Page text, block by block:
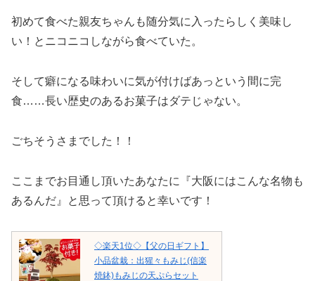
初めて食べた親友ちゃんも随分気に入ったらしく美味し
い！とニコニコしながら食べていた。
そして癖になる味わいに気が付けばあっという間に完
食……長い歴史のあるお菓子はダテじゃない。
ごちそうさまでした！！
ここまでお目通し頂いたあなたに『大阪にはこんな名物も
あるんだ』と思って頂けると幸いです！
◇楽天1位◇【父の日ギフト】
小品盆栽：出猩々もみじ(信楽
焼鉢)もみじの天ぷらセット